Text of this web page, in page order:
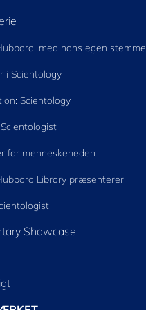
med hans egen stemme
i Scientology
Scientology
for menneskeheden
Library præsenterer
Showcase